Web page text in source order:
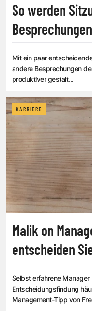
So werden
Mit ein paar
andere Besprechungen
produktiver gestalt...
KARRIERE
Malik on
entscheiden
Selbst erfahrene Manager
Entscheidungsfindung
Management-Tipp von